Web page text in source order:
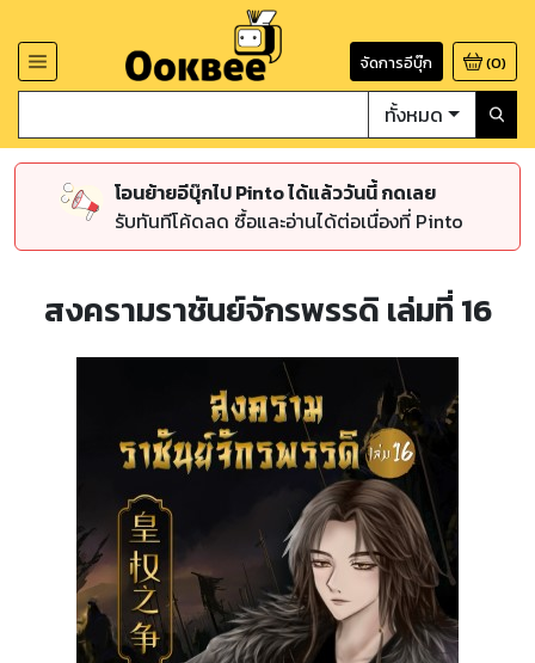
จัดการอีบุ๊ก (0)
ทั้งหมด
โอนย้ายอีบุ๊กไป Pinto ได้แล้ววันนี้ กดเลย
รับทันทีโค้ดลด ซื้อและอ่านได้ต่อเนื่องที่ Pinto
สงครามราชันย์จักรพรรดิ เล่มที่ 16